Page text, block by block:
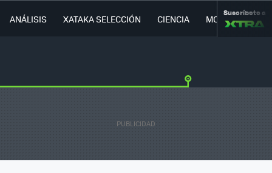
ANÁLISIS XATAKA SELECCIÓN CIENCIA MOVILIDAD
Suscríbete a